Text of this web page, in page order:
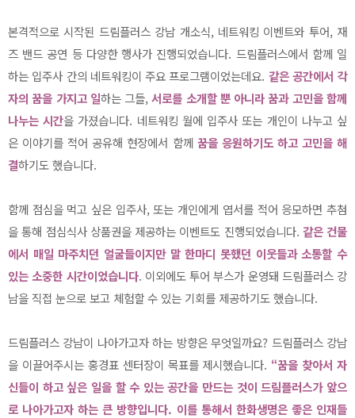
본격적으로 시작된 드림플러스 강남 개소식, 네트워킹 이벤트와 투어, 재
즈 밴드 공연 등 다양한 행사가 진행되었습니다. 드림플러스에서 함께 일
하는 입주사 간의 네트워킹이 주요 프로그램이었는데요. 같은 공간에서 각
자의 꿈을 가지고 일하는 그들,서로를 소개할 뿐 아니라 꿈과 고민을 함께
나누는 시간을 가졌습니다. 네트워킹 월에 입주사 또는 개인이 나누고 싶
은 이야기를 적어 공유해 현장에서 함께 꿈을 응원하기도 하고 고민을 해
결하기도 했습니다.
함께 점심을 먹고 싶은 입주사, 또는 개인에게 엽서를 적어 응모하면 추첨
을 통해 점심식사 상품권을 제공하는 이벤트도 진행되었습니다. 같은 건물
에서 매일 마주치던 얼굴들이지만 말 한마디 못했던 이웃들과 소통할 수
있는 소중한 시간이었습니다. 이외에도 투어 부스가 운영돼 드림플러스 강
남을 직접 눈으로 보고 체험할 수 있는 기회를 제공하기도 했습니다.
드림플러스 강남이 나아가고자 하는 방향은 무엇일까요? 드림플러스 강남
을 이끌어주시는 홍경표 센터장이 목표를 제시했습니다. “꿈을 찾아서 자
신들이 하고 싶은 일을 할 수 있는 공간을 만드는 것이 드림플러스가 앞으
로 나아가고자 하는 큰 방향입니다. 이를 통해서 한화생명은 좋은 인재들